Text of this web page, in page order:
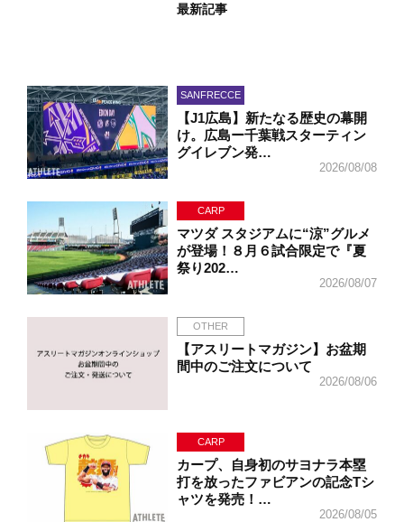
最新記事
SANFRECCE
【J1広島】新たなる歴史の幕開
け。広島ー千葉戦スターティン
グイレブン発…
2026/08/08
CARP
マツダ スタジアムに“涼”グルメ
が登場！８月６試合限定で『夏
祭り202…
2026/08/07
OTHER
【アスリートマガジン】お盆期
間中のご注文について
2026/08/06
CARP
カープ、自身初のサヨナラ本塁
打を放ったファビアンの記念Tシ
ャツを発売！…
2026/08/05